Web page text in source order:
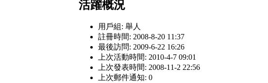
活躍概況
用戶組: 舉人
註冊時間: 2008-8-20 11:37
最後訪問: 2009-6-22 16:26
上次活動時間: 2010-4-7 09:01
上次發表時間: 2008-11-2 22:56
上次郵件通知: 0